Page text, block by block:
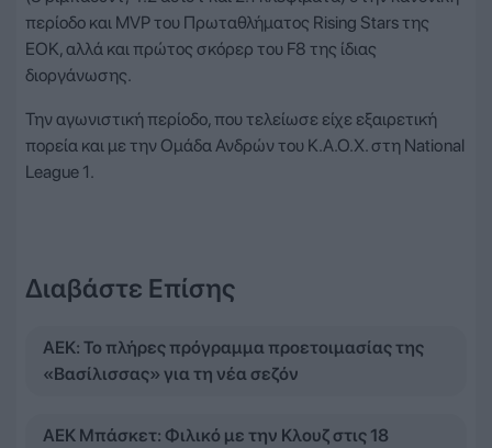
περίοδο και ΜVP του Πρωταθλήματος Rising Stars της
ΕΟΚ, αλλά και πρώτος σκόρερ του F8 της ίδιας
διοργάνωσης.
Την αγωνιστική περίοδο, που τελείωσε είχε εξαιρετική
πορεία και με την Ομάδα Ανδρών του Κ.Α.Ο.Χ. στη National
League 1.
Διαβάστε Επίσης
ΑΕΚ: Το πλήρες πρόγραμμα προετοιμασίας της
«Βασίλισσας» για τη νέα σεζόν
ΑΕΚ Μπάσκετ: Φιλικό με την Κλουζ στις 18